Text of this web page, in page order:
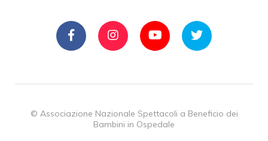
© Associazione Nazionale Spettacoli a Beneficio dei
Bambini in Ospedale